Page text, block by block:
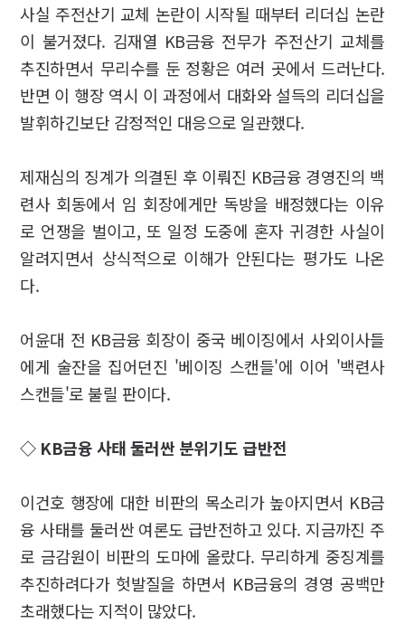
사실 주전산기 교체 논란이 시작될 때부터 리더십 논란
이 불거졌다. 김재열 KB금융 전무가 주전산기 교체를
추진하면서 무리수를 둔 정황은 여러 곳에서 드러난다.
반면 이 행장 역시 이 과정에서 대화와 설득의 리더십을
발휘하긴보단 감정적인 대응으로 일관했다.
제재심의 징계가 의결된 후 이뤄진 KB금융 경영진의 백
련사 회동에서 임 회장에게만 독방을 배정했다는 이유
로 언쟁을 벌이고, 또 일정 도중에 혼자 귀경한 사실이
알려지면서 상식적으로 이해가 안된다는 평가도 나온
다.
어윤대 전 KB금융 회장이 중국 베이징에서 사외이사들
에게 술잔을 집어던진 '베이징 스캔들'에 이어 '백련사
스캔들'로 불릴 판이다.
◇ KB금융 사태 둘러싼 분위기도 급반전
이건호 행장에 대한 비판의 목소리가 높아지면서 KB금
융 사태를 둘러싼 여론도 급반전하고 있다. 지금까진 주
로 금감원이 비판의 도마에 올랐다. 무리하게 중징계를
추진하려다가 헛발질을 하면서 KB금융의 경영 공백만
초래했다는 지적이 많았다.